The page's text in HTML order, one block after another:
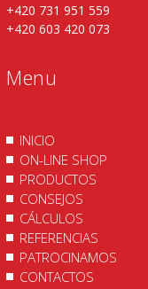
+420 731 951 559
+420 603 420 073
Menu
INICIO
ON-LINE SHOP
PRODUCTOS
CONSEJOS
CÁLCULOS
REFERENCIAS
PATROCINAMOS
CONTACTOS